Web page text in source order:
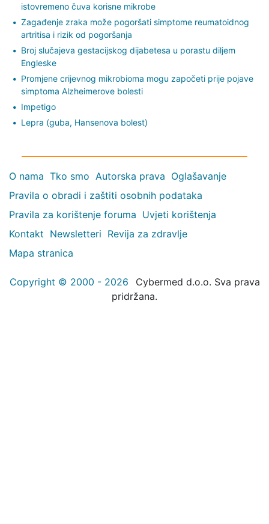
istovremeno čuva korisne mikrobe
Zagađenje zraka može pogoršati simptome reumatoidnog
artritisa i rizik od pogoršanja
Broj slučajeva gestacijskog dijabetesa u porastu diljem
Engleske
Promjene crijevnog mikrobioma mogu započeti prije pojave
simptoma Alzheimerove bolesti
Impetigo
Lepra (guba, Hansenova bolest)
O nama Tko smo Autorska prava Oglašavanje
Pravila o obradi i zaštiti osobnih podataka
Pravila za korištenje foruma Uvjeti korištenja
Kontakt Newsletteri Revija za zdravlje
Mapa stranica
Copyright © 2000 - 2026
Cybermed d.o.o. Sva prava
pridržana.